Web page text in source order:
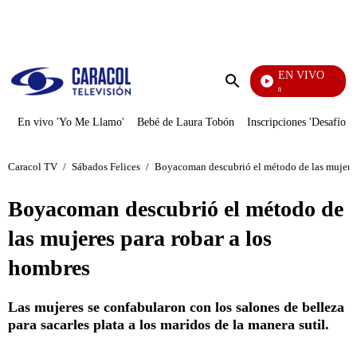
Enviar
EN VIVO
Pura Diversión
En vivo 'Yo Me Llamo' Bebé de Laura Tobón Inscripciones 'Desafío'
Caracol TV / Sábados Felices / Boyacoman descubrió el método de las
Boyacoman descubrió el método de
las mujeres para robar a los
hombres
Las mujeres se confabularon con los salones de belleza
para sacarles plata a los maridos de la manera sutil.